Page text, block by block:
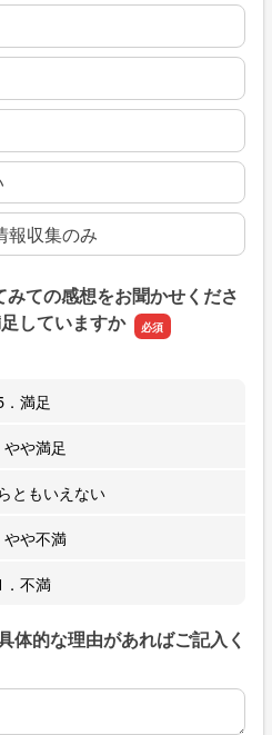
報収集のみ
ての感想をお聞かせくださ
していますか
．満足
や満足
ともいえない
やや不満
．不満
体的な理由があればご記入く
体的な理由があればご記入くだ